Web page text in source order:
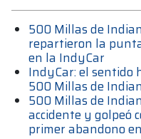
500 Millas de
repartieron la
en la IndyCar
IndyCar: el sentido
500 Millas de
500 Millas de
accidente y golpeó
primer abandono